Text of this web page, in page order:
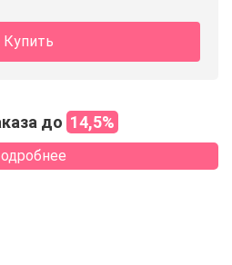
Купить
до 14,5%